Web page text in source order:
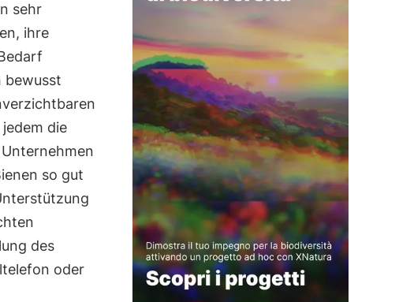
sehr
ihre
bewusst
die
so gut
des
oder